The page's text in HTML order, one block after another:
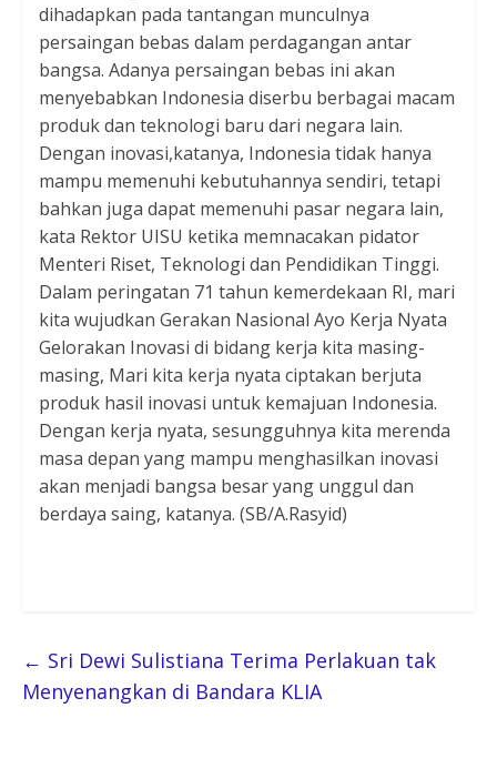
dihadapkan pada tantangan munculnya
persaingan bebas dalam perdagangan antar
bangsa. Adanya persaingan bebas ini akan
menyebabkan Indonesia diserbu berbagai macam
produk dan teknologi baru dari negara lain.
Dengan inovasi,katanya, Indonesia tidak hanya
mampu memenuhi kebutuhannya sendiri, tetapi
bahkan juga dapat memenuhi pasar negara lain,
kata Rektor UISU ketika memnacakan pidator
Menteri Riset, Teknologi dan Pendidikan Tinggi.
Dalam peringatan 71 tahun kemerdekaan RI, mari
kita wujudkan Gerakan Nasional Ayo Kerja Nyata
Gelorakan Inovasi di bidang kerja kita masing-
masing, Mari kita kerja nyata ciptakan berjuta
produk hasil inovasi untuk kemajuan Indonesia.
Dengan kerja nyata, sesungguhnya kita merenda
masa depan yang mampu menghasilkan inovasi
akan menjadi bangsa besar yang unggul dan
berdaya saing, katanya. (SB/A.Rasyid)
← Sri Dewi Sulistiana Terima Perlakuan tak
Menyenangkan di Bandara KLIA